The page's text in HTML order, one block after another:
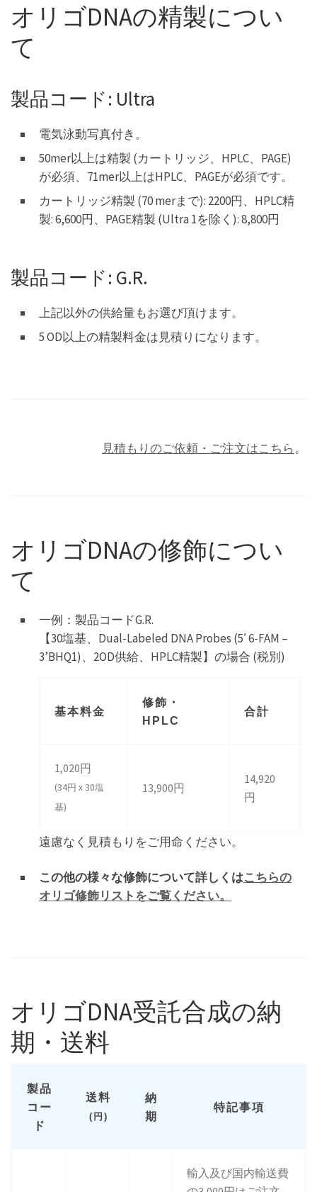
オリゴDNAの精製につい
て
製品コード: Ultra
電気泳動写真付き。
50mer以上は精製 (カートリッジ、HPLC、PAGE)
が必須、71mer以上はHPLC、PAGEが必須です。
カートリッジ精製 (70 merまで): 2200円、HPLC精
製: 6,600円、PAGE精製 (Ultra 1を除く): 8,800円
製品コード: G.R.
上記以外の供給量もお選び頂けます。
5 OD以上の精製料金は見積りになります。
見積もりのご依頼・ご注文はこちら。
オリゴDNAの修飾につい
て
一例：製品コードG.R.
【30塩基、Dual-Labeled DNA Probes (5′ 6-FAM –
3’BHQ1)、2OD供給、HPLC精製】の場合 (税別)
基本料金
修飾・
HPLC
合計
1,020円
(34円 x 30塩
基)
13,900円
14,920
円
遠慮なく見積もりをご用命ください。
この他の様々な修飾について詳しくはこちらの
オリゴ修飾リストをご覧ください。
オリゴDNA受託合成の納
期・送料
製品
コー
ド
送料
(円)
納
期
特記事項
輸入及び国内輸送費